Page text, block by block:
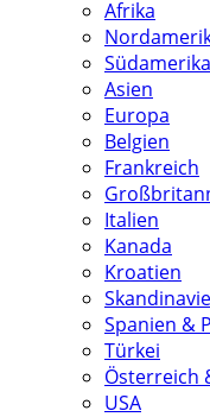
Afrika
Asien
Europa
Belgien
Frankreich
Italien
Kanada
Kroatien
Spanien &
Türkei
Österreich
USA